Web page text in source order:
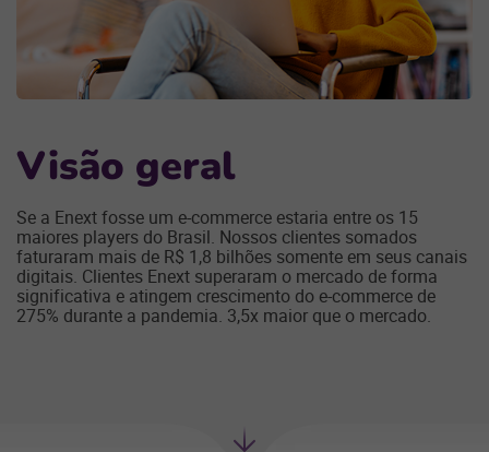
Visão geral
Se a Enext fosse um e-commerce estaria entre os 15
maiores players do Brasil. Nossos clientes somados
faturaram mais de R$ 1,8 bilhões somente em seus canais
digitais. Clientes Enext superaram o mercado de forma
significativa e atingem crescimento do e-commerce de
275% durante a pandemia. 3,5x maior que o mercado.